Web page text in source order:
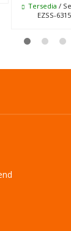
Tersedia /
EZSS-6315